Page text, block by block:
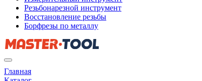
Резьбонарезной инструмент
Восстановление резьбы
Борфрезы по металлу
Главная